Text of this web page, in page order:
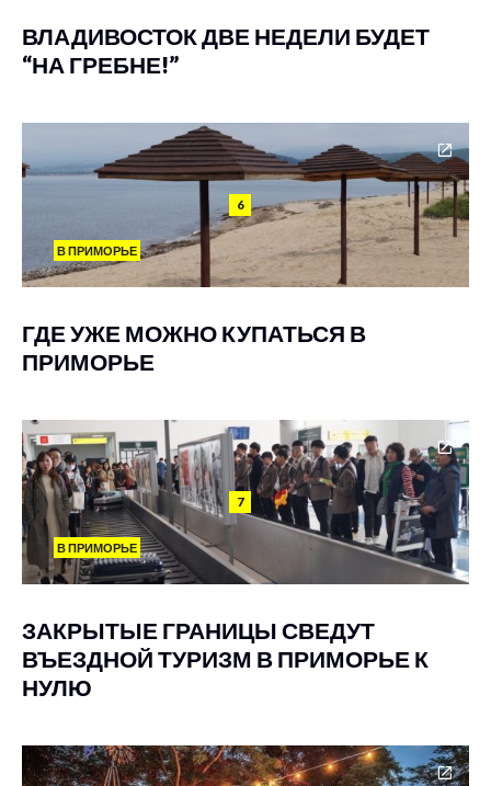
ВЛАДИВОСТОК ДВЕ НЕДЕЛИ БУДЕТ
“НА ГРЕБНЕ!”
6
В ПРИМОРЬЕ
ГДЕ УЖЕ МОЖНО КУПАТЬСЯ В
ПРИМОРЬЕ
7
В ПРИМОРЬЕ
ЗАКРЫТЫЕ ГРАНИЦЫ СВЕДУТ
ВЪЕЗДНОЙ ТУРИЗМ В ПРИМОРЬЕ К
НУЛЮ